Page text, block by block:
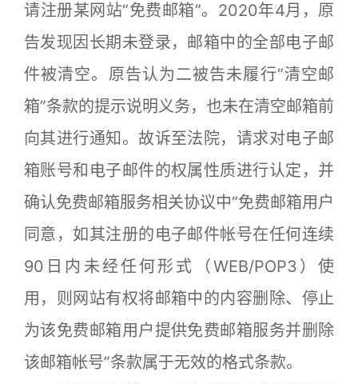
请注册某网站“免费邮箱”。2020年4月，原
告发现因长期未登录，邮箱中的全部电子邮
件被清空。原告认为二被告未履行“清空邮
箱”条款的提示说明义务，也未在清空邮箱前
向其进行通知。故诉至法院，请求对电子邮
箱账号和电子邮件的权属性质进行认定，并
确认免费邮箱服务相关协议中“免费邮箱用户
同意，如其注册的电子邮件帐号在任何连续
90日内未经任何形式（WEB/POP3）使
用，则网站有权将邮箱中的内容删除、停止
为该免费邮箱用户提供免费邮箱服务并删除
该邮箱帐号”条款属于无效的格式条款。